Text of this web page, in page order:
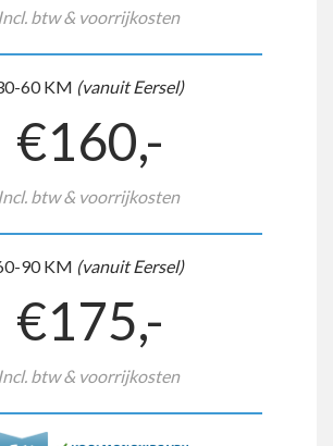
Incl. btw & voorrijkosten
60 KM (vanuit Eersel)
€160,-
Incl. btw & voorrijkosten
90 KM (vanuit Eersel)
€175,-
Incl. btw & voorrijkosten